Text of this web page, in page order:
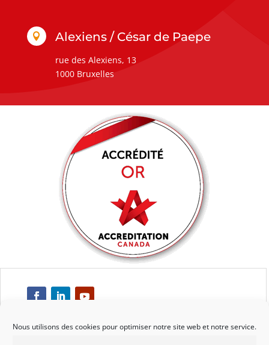
Nous utilisons des cookies pour optimiser notre site web et notre service.
 Alexiens / César de Paepe
rue des Alexiens, 13
1000 Bruxelles